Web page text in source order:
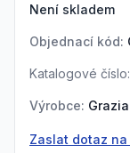
Není skladem
Objednací kód:
Katalogové číslo:
Výrobce:
Zaslat dotaz